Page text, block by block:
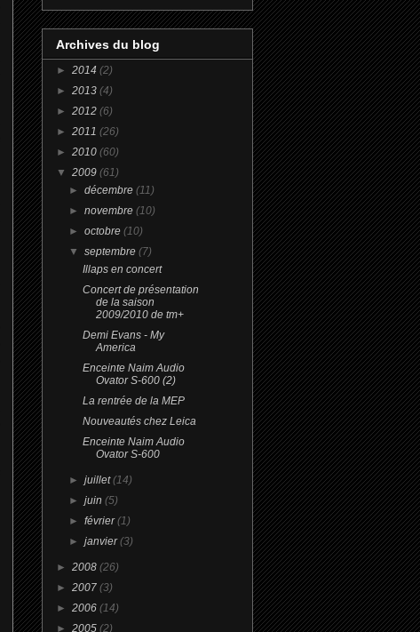
Archives du blog
► 2014 (2)
► 2013 (4)
► 2012 (6)
► 2011 (26)
► 2010 (60)
▼ 2009 (61)
►décembre(11)
►novembre(10)
►octobre(10)
▼septembre(7)
Illaps en concert
Concert de présentation
de la saison
2009/2010 de tm+
Demi Evans - My
America
Enceinte Naim Audio
Ovator S-600 (2)
La rentrée de la MEP
Nouveautés chez Leica
Enceinte Naim Audio
Ovator S-600
►juillet(14)
►juin(5)
►février(1)
►janvier(3)
► 2008 (26)
► 2007 (3)
► 2006 (14)
► 2005 (2)